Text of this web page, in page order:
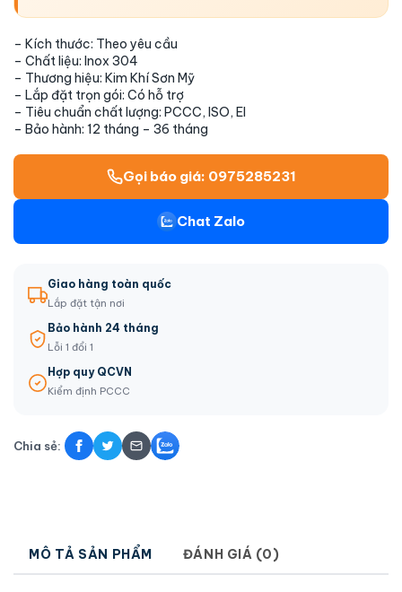
– Kích thước: Theo yêu cầu
– Chất liệu: Inox 304
– Thương hiệu: Kim Khí Sơn Mỹ
– Lắp đặt trọn gói: Có hỗ trợ
– Tiêu chuẩn chất lượng: PCCC, ISO, EI
– Bảo hành: 12 tháng – 36 tháng
Gọi báo giá: 0975285231
Chat Zalo
Giao hàng toàn quốc
Lắp đặt tận nơi
Bảo hành 24 tháng
Lỗi 1 đổi 1
Hợp quy QCVN
Kiểm định PCCC
Chia sẻ:
MÔ TẢ SẢN PHẨM ĐÁNH GIÁ (0)